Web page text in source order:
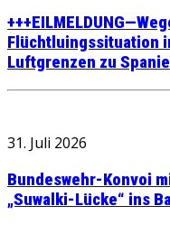
Flüchtluingssituation
Luftgrenzen zu
31. Juli 2026
Bundeswehr-Konvoi
„Suwalki-Lücke“ ins